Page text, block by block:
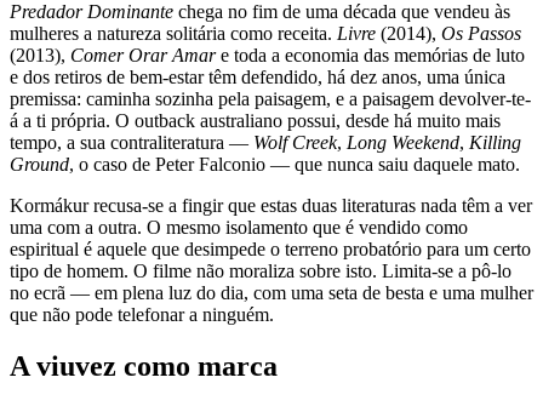
Predador Dominante chega no fim de uma década que vendeu às
mulheres a natureza solitária como receita. Livre (2014), Os Passos
(2013), Comer Orar Amare toda a economia das memórias de luto
e dos retiros de bem-estar têm defendido, há dez anos, uma única
premissa: caminha sozinha pela paisagem, e a paisagem devolver-te-
á a ti própria. O outback australiano possui, desde há muito mais
tempo, a sua contraliteratura — Wolf Creek, Long Weekend, Killing
Ground, o caso de Peter Falconio — que nunca saiu daquele mato.
Kormákur recusa-se a fingir que estas duas literaturas nada têm a ver
uma com a outra. O mesmo isolamento que é vendido como
espiritual é aquele que desimpede o terreno probatório para um certo
tipo de homem. O filme não moraliza sobre isto. Limita-se a pô-lo
no ecrã — em plena luz do dia, com uma seta de besta e uma mulher
que não pode telefonar a ninguém.
A viuvez como marca